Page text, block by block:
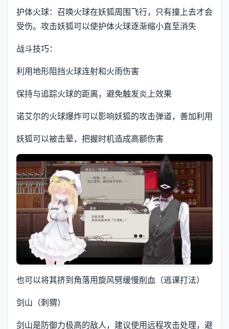
护体火球：召唤火球在妖狐周围飞行，只有撞上去才会
受伤。攻击妖狐可以使护体火球逐渐缩小直至消失
战斗技巧：
利用地形阻挡火球连射和火雨伤害
保持与追踪火球的距离，避免触发炎上效果
诺艾尔的火球爆炸可以影响妖狐的攻击弹道，善加利用
妖狐可以被击晕，把握时机造成高额伤害
也可以将其挤到角落用旋风劈缓慢削血（逃课打法）
剑山（刺猬）
剑山是防御力极高的敌人，建议使用远程攻击处理，避